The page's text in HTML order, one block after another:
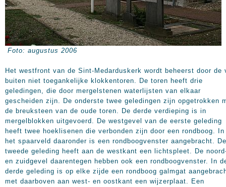
Foto: augustus 2006
Het westfront van de Sint-Medarduskerk wordt beheerst door de
buiten niet toegankelijke klokkentoren. De toren heeft drie
geledingen, die door mergelstenen waterlijsten van elkaar
gescheiden zijn. De onderste twee geledingen zijn opgetrokken
de breuksteen van de oude toren. De derde verdieping is in
mergelblokken uitgevoerd. De westgevel van de eerste geleding
heeft twee hoeklisenen die verbonden zijn door een rondboog. In
het spaarveld daaronder is een rondboogvenster aangebracht. De
tweede geleding heeft aan de westkant een lichtspleet. De
en zuidgevel daarentegen hebben ook een rondboogvenster. In
derde geleding is op elke zijde een rondboog galmgat
met daarboven aan west- en oostkant een wijzerplaat. Een